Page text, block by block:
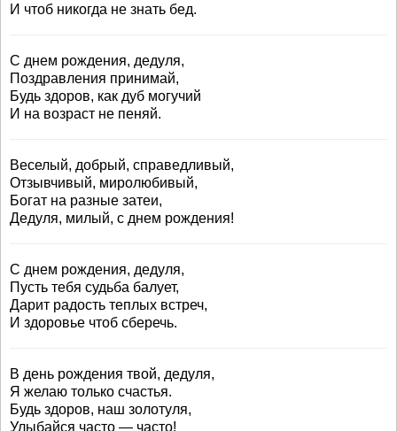
И чтоб никогда не знать бед.
С днем рождения, дедуля,
Поздравления принимай,
Будь здоров, как дуб могучий
И на возраст не пеняй.
Веселый, добрый, справедливый,
Отзывчивый, миролюбивый,
Богат на разные затеи,
Дедуля, милый, с днем рождения!
С днем рождения, дедуля,
Пусть тебя судьба балует,
Дарит радость теплых встреч,
И здоровье чтоб сберечь.
В день рождения твой, дедуля,
Я желаю только счастья.
Будь здоров, наш золотуля,
Улыбайся часто — часто!